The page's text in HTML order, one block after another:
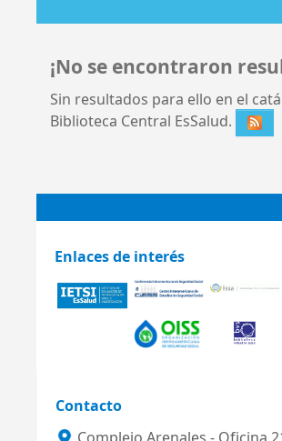
¡No se encontraron
Sin resultados para ello en el
Biblioteca Central EsSalud.
Enlaces de interés
Contacto